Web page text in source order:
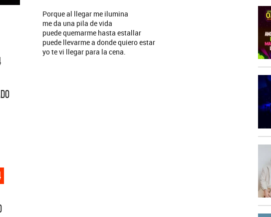
Porque al llegar me ilumina
me da una pila de vida
puede quemarme hasta estallar
puede llevarme a donde quiero estar
yo te vi llegar para la cena.